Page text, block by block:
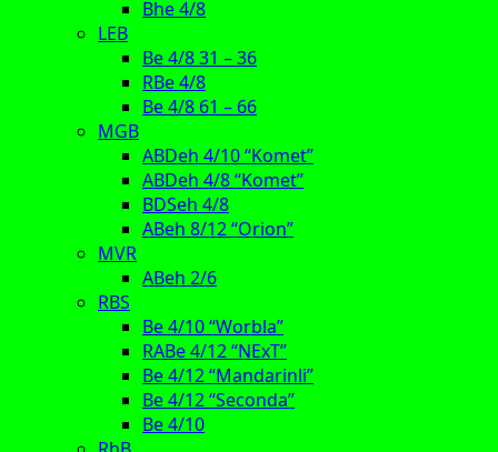
Bhe 4/8
LEB
Be 4/8 31 – 36
RBe 4/8
Be 4/8 61 – 66
MGB
ABDeh 4/10 “Komet”
ABDeh 4/8 “Komet”
BDSeh 4/8
ABeh 8/12 “Orion”
MVR
ABeh 2/6
RBS
Be 4/10 “Worbla”
RABe 4/12 “NExT”
Be 4/12 “Mandarinli”
Be 4/12 “Seconda”
Be 4/10